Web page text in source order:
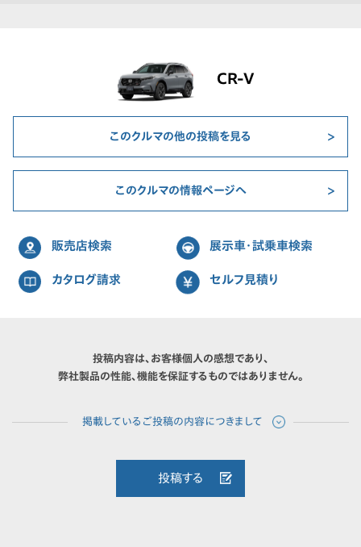
CR-V
このクルマの他の投稿を見る
このクルマの情報ページへ
販売店検索 展示車・試乗車検索
カタログ請求 セルフ見積り
投稿内容は、お客様個人の感想であり、
弊社製品の性能、機能を保証するものではありません。
投稿する